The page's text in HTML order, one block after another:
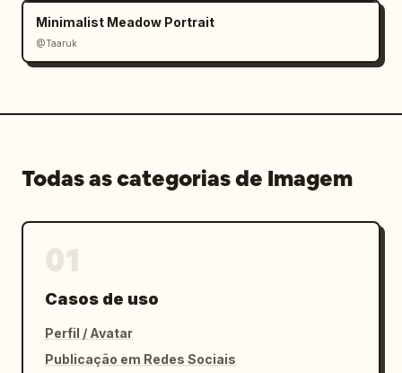
Minimalist Meadow Portrait
@Taaruk
Todas as categorias de Imagem
Casos de uso
Perfil / Avatar
Publicação em Redes Sociais